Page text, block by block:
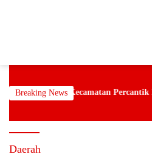
Breaking News
Kecamatan Percantik
Daerah